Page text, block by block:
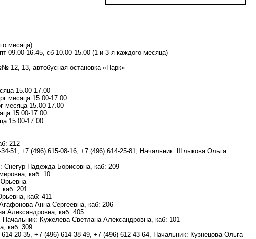
месяца)
09.00-16.45, сб 10.00-15.00 (1 и 3-я каждого месяца)
12, 13, автобусная остановка «Парк»
15.00-17.00
месяца 15.00-17.00
месяца 15.00-17.00
15.00-17.00
15.00-17.00
212
51, +7 (496) 615-08-16, +7 (496) 614-25-81, Начальник: Шлыкова Ольга
Снегур Надежда Борисовна, каб: 209
каб: 10
201
каб: 411
Анна Сергеевна, каб: 206
Александровна, каб: 405
Кужелева Светлана Александровна, каб: 101
каб: 309
20-35, +7 (496) 614-38-49, +7 (496) 612-43-64, Начальник: Кузнецова Ольга